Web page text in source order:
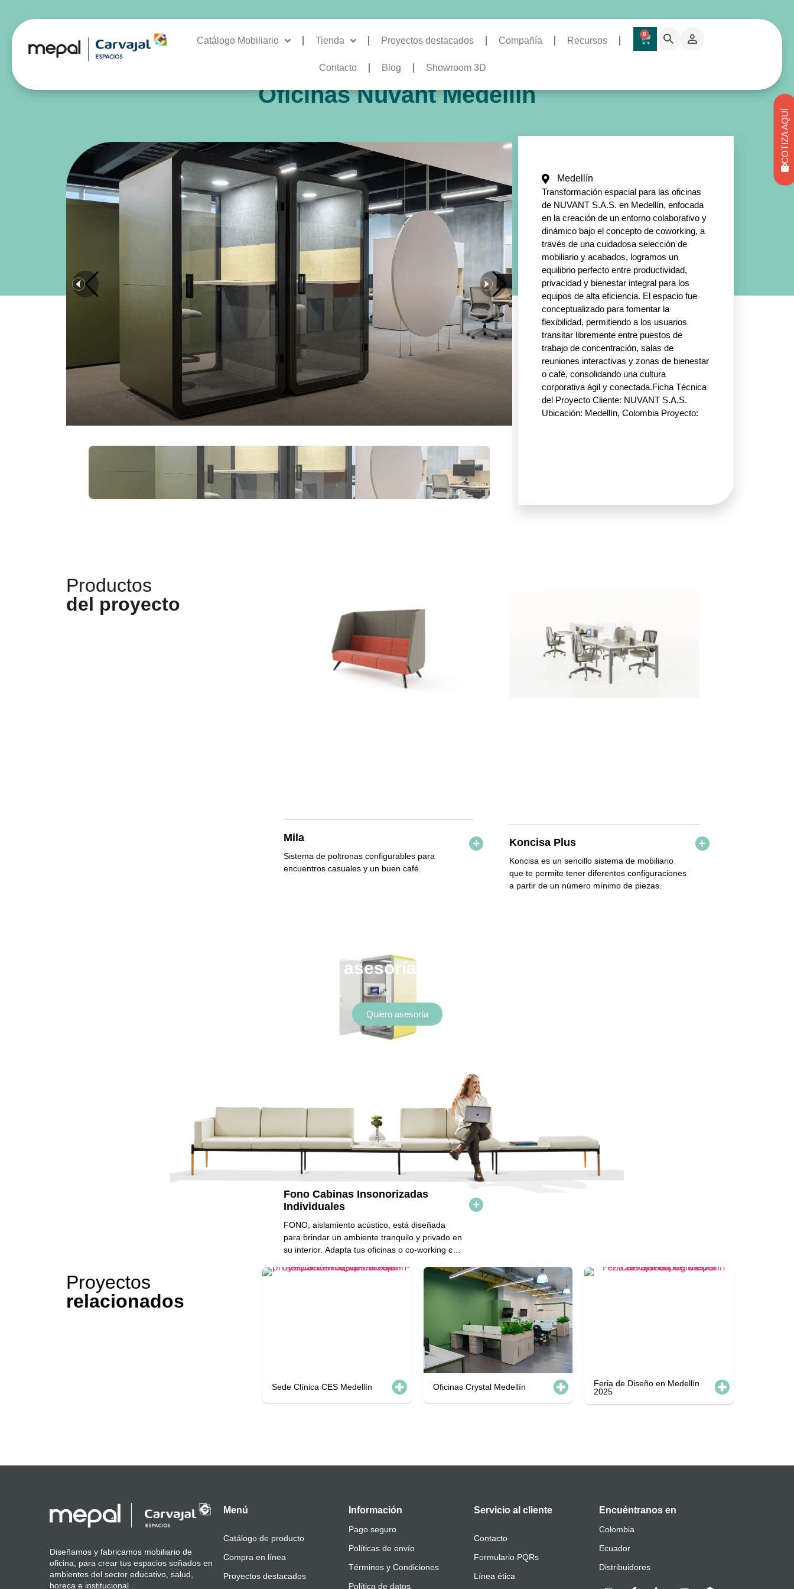
Catálogo Mobiliario Tienda Proyectos destacados Compañía Recursos
Contacto Blog Showroom 3D
0
COTIZA AQUÍ
Oficinas Nuvant Medellín
Medellín
Transformación espacial para las oficinas
de NUVANT S.A.S. en Medellín, enfocada
en la creación de un entorno colaborativo y
dinámico bajo el concepto de coworking, a
través de una cuidadosa selección de
mobiliario y acabados, logramos un
equilibrio perfecto entre productividad,
privacidad y bienestar integral para los
equipos de alta eficiencia. El espacio fue
conceptualizado para fomentar la
flexibilidad, permitiendo a los usuarios
transitar libremente entre puestos de
trabajo de concentración, salas de
reuniones interactivas y zonas de bienestar
o café, consolidando una cultura
corporativa ágil y conectada.Ficha Técnica
del Proyecto Cliente: NUVANT S.A.S.
Ubicación: Medellín, Colombia Proyecto:
Juntas: Mesas de juntas Dancer,
Productos
del proyecto
Mila
Sistema de poltronas configurables para
encuentros casuales y un buen café.
Koncisa Plus
Koncisa es un sencillo sistema de mobiliario
que te permite tener diferentes configuraciones
a partir de un número mínimo de piezas.
Fono Cabinas Insonorizadas
Individuales
FONO, aislamiento acústico, está diseñada
para brindar un ambiente tranquilo y privado en
su interior. Adapta tus oficinas o co-working con
Solicita tu asesoría personalizada
Quiero asesoría
Proyectos
relacionados
Sede Clínica CES Medellín Oficinas Crystal Medellín
Feria de Diseño en Medellín
2025
Diseñamos y fabricamos mobiliario de
oficina, para crear tus espacios soñados en
ambientes del sector educativo, salud,
horeca e institucional .
Menú
Catálogo de producto
Compra en línea
Proyectos destacados
Información
Pago seguro
Políticas de envío
Términos y Condiciones
Política de datos
Servicio al cliente
Contacto
Formulario PQRs
Línea ética
Encuéntranos en
Colombia
Ecuador
Distribuidores